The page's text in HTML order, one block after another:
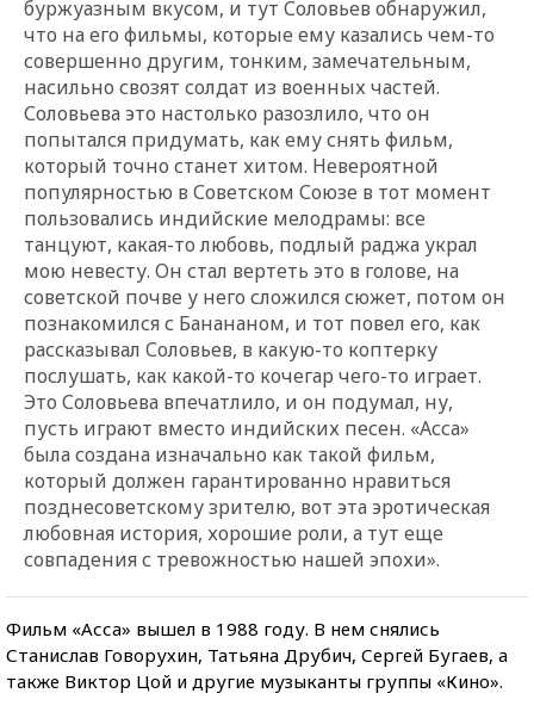
буржуазным вкусом, и тут Соловьев обнаружил,
что на его фильмы, которые ему казались чем-то
совершенно другим, тонким, замечательным,
насильно свозят солдат из военных частей.
Соловьева это настолько разозлило, что он
попытался придумать, как ему снять фильм,
который точно станет хитом. Невероятной
популярностью в Советском Союзе в тот момент
пользовались индийские мелодрамы: все
танцуют, какая-то любовь, подлый раджа украл
мою невесту. Он стал вертеть это в голове, на
советской почве у него сложился сюжет, потом он
познакомился с Банананом, и тот повел его, как
рассказывал Соловьев, в какую-то коптерку
послушать, как какой-то кочегар чего-то играет.
Это Соловьева впечатлило, и он подумал, ну,
пусть играют вместо индийских песен. «Асса»
была создана изначально как такой фильм,
который должен гарантированно нравиться
позднесоветскому зрителю, вот эта эротическая
любовная история, хорошие роли, а тут еще
совпадения с тревожностью нашей эпохи».
Фильм «Асса» вышел в 1988 году. В нем снялись
Станислав Говорухин, Татьяна Друбич, Сергей Бугаев, а
также Виктор Цой и другие музыканты группы «Кино».